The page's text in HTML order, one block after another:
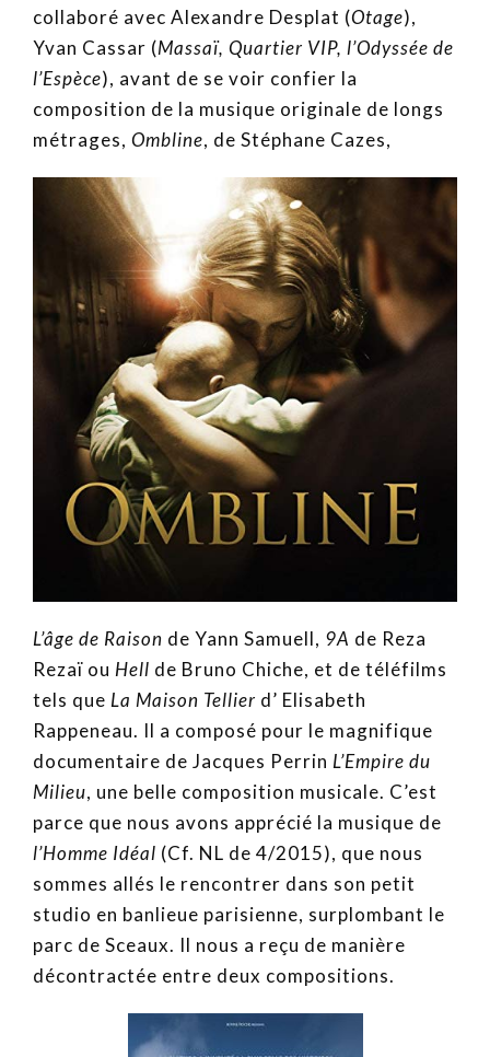
collaboré avec Alexandre Desplat (Otage),
Yvan Cassar (Massaï, Quartier VIP, l’Odyssée de
l’Espèce), avant de se voir confier la
composition de la musique originale de longs
métrages, Ombline, de Stéphane Cazes,
L’âge de Raison de Yann Samuell, 9A de Reza
Rezaï ou Hell de Bruno Chiche, et de téléfilms
tels que La Maison Tellier d’ Elisabeth
Rappeneau. Il a composé pour le magnifique
documentaire de Jacques Perrin L’Empire du
Milieu, une belle composition musicale. C’est
parce que nous avons apprécié la musique de
l’Homme Idéal (Cf. NL de 4/2015), que nous
sommes allés le rencontrer dans son petit
studio en banlieue parisienne, surplombant le
parc de Sceaux. Il nous a reçu de manière
décontractée entre deux compositions.